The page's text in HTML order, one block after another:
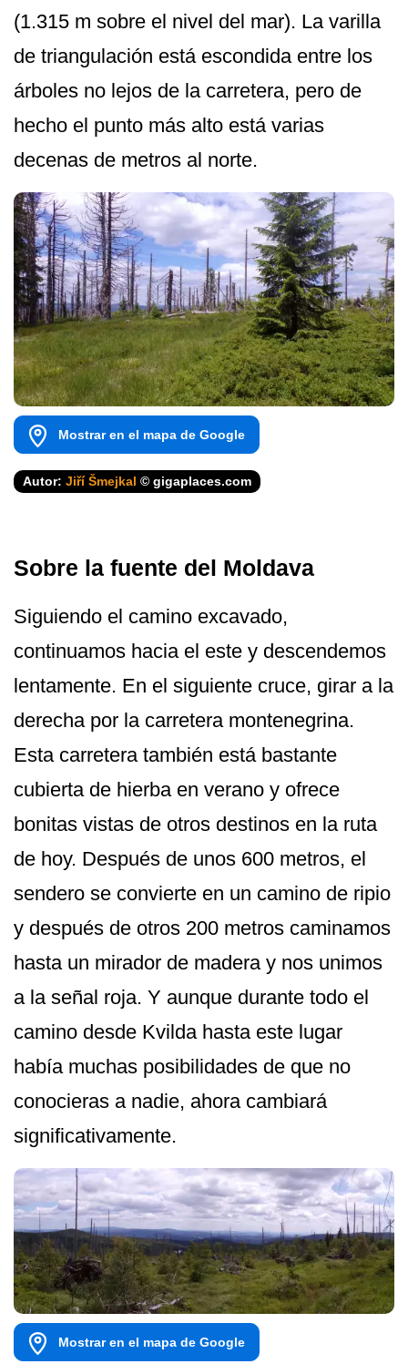
(1.315 m sobre el nivel del mar). La varilla
de triangulación está escondida entre los
árboles no lejos de la carretera, pero de
hecho el punto más alto está varias
decenas de metros al norte.
Mostrar en el mapa de Google
Autor: Jiří Šmejkal © gigaplaces.com
Sobre la fuente del Moldava
Siguiendo el camino excavado,
continuamos hacia el este y descendemos
lentamente. En el siguiente cruce, girar a la
derecha por la carretera montenegrina.
Esta carretera también está bastante
cubierta de hierba en verano y ofrece
bonitas vistas de otros destinos en la ruta
de hoy. Después de unos 600 metros, el
sendero se convierte en un camino de ripio
y después de otros 200 metros caminamos
hasta un mirador de madera y nos unimos
a la señal roja. Y aunque durante todo el
camino desde Kvilda hasta este lugar
había muchas posibilidades de que no
conocieras a nadie, ahora cambiará
significativamente.
Mostrar en el mapa de Google